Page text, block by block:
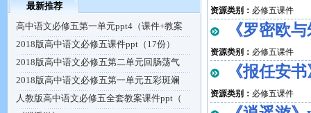
最新推荐
高中语文必修五第一单元ppt4（课件+教案
2018版高中语文必修五课件ppt（17份）
2018版高中语文必修五第二单元回肠荡气
2018版高中语文必修五第一单元五彩斑斓
人教版高中语文必修五全套教案课件ppt（
资源类别： 必修五课件
《罗密欧
资源类别： 必修五课件
《报任安
资源类别： 必修五课件